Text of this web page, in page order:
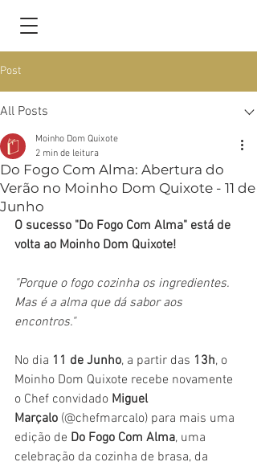
Post
All Posts
Do Fogo Com Alma: Abertura do
Verão no Moinho Dom Quixote - 11 de
Junho
Moinho Dom Quixote
2 min de leitura
O sucesso "Do Fogo Com Alma" está de
volta ao Moinho Dom Quixote!
"Porque o fogo cozinha os ingredientes.
Mas é a alma que dá sabor aos
encontros."
No dia 11 de Junho, a partir das 13h, o
Moinho Dom Quixote recebe novamente
o Chef convidado Miguel
Marçalo (@chefmarcalo) para mais uma
edição de Do Fogo Com Alma, uma
celebração da cozinha de brasa, da